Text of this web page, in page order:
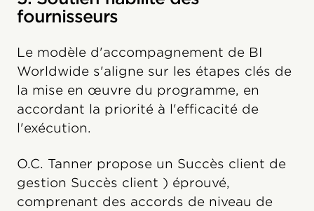
fournisseurs
Le modèle d'accompagnement de BI
Worldwide s'aligne sur les étapes clés de
la mise en œuvre du programme, en
accordant la priorité à l'efficacité de
l'exécution.
O.C. Tanner propose un Succès client de
gestion Succès client ) éprouvé,
comprenant des accords de niveau de